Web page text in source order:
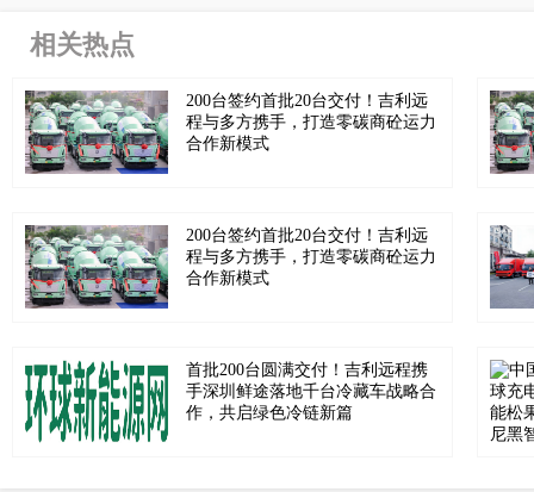
相关热点
200台签约首批20台交付！吉利远
程与多方携手，打造零碳商砼运力
合作新模式
200台签约首批20台交付！吉利远
程与多方携手，打造零碳商砼运力
合作新模式
首批200台圆满交付！吉利远程携
手深圳鲜途落地千台冷藏车战略合
作，共启绿色冷链新篇